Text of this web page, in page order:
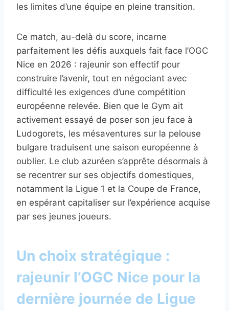
les limites d’une équipe en pleine transition.
Ce match, au-delà du score, incarne
parfaitement les défis auxquels fait face l’OGC
Nice en 2026 : rajeunir son effectif pour
construire l’avenir, tout en négociant avec
difficulté les exigences d’une compétition
européenne relevée. Bien que le Gym ait
activement essayé de poser son jeu face à
Ludogorets, les mésaventures sur la pelouse
bulgare traduisent une saison européenne à
oublier. Le club azuréen s’apprête désormais à
se recentrer sur ses objectifs domestiques,
notamment la Ligue 1 et la Coupe de France,
en espérant capitaliser sur l’expérience acquise
par ses jeunes joueurs.
Un choix stratégique :
rajeunir l’OGC Nice pour la
dernière journée de Ligue